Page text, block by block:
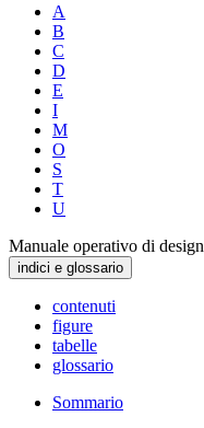
A
B
C
D
E
I
M
O
S
T
U
Manuale operativo di design
indici e glossario
contenuti
figure
tabelle
glossario
Sommario